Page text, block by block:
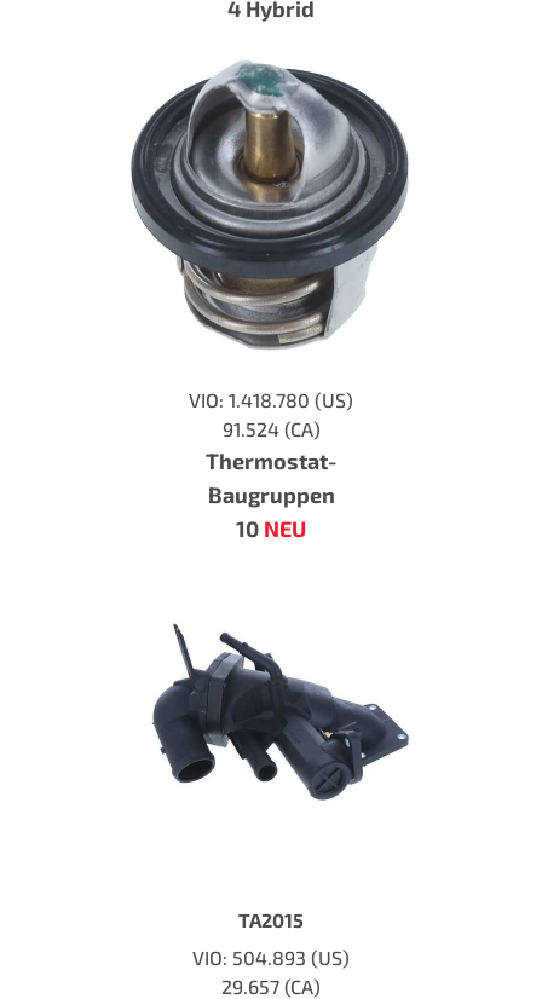
4 Hybrid
VIO: 1.418.780 (US)
91.524 (CA)
Thermostat-
Baugruppen
10 NEU
TA2015
VIO: 504.893 (US)
29.657 (CA)